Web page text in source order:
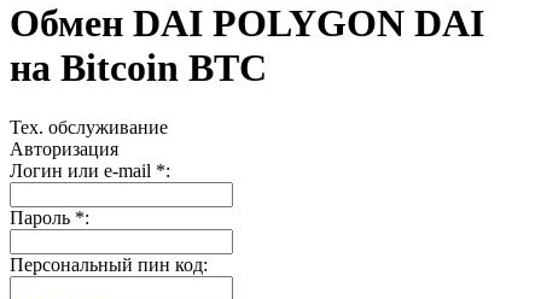
Обмен DAI POLYGON DAI
на Bitcoin BTC
Тех. обслуживание
Авторизация
Логин или e-mail *:
Пароль *:
Персональный пин код: